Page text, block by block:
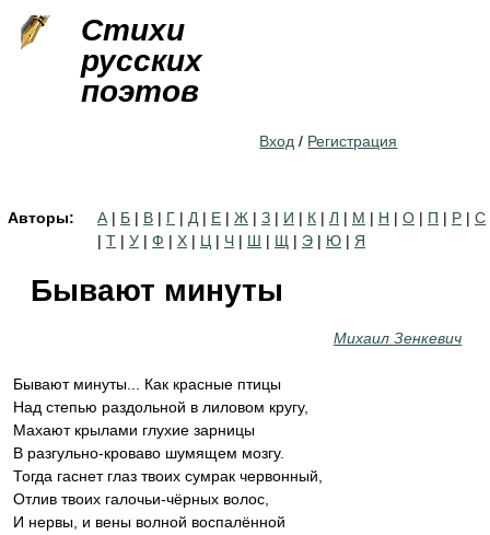
Стихи
русских
поэтов
Вход / Регистрация
Авторы: А | Б | В | Г | Д | Е | Ж | З | И | К | Л | М | Н | О | П | Р | С
| Т | У | Ф | Х | Ц | Ч | Ш | Щ | Э | Ю | Я
Бывают минуты
Михаил Зенкевич
Бывают минуты... Как красные птицы
Над степью раздольной в лиловом кругу,
Махают крылами глухие зарницы
В разгульно-кроваво шумящем мозгу.
Тогда гаснет глаз твоих сумрак червонный,
Отлив твоих галочьи-чёрных волос,
И нервы, и вены волной воспалённой